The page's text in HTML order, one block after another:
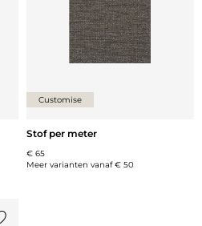
Customise
Stof per meter
€ 65
Meer varianten vanaf€ 50